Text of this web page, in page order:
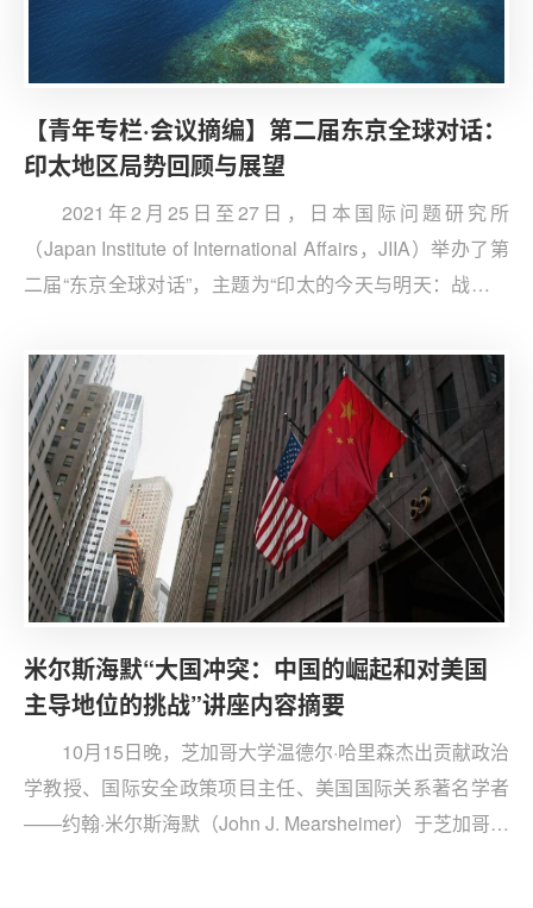
【青年专栏·会议摘编】第二届东京全球对话：
印太地区局势回顾与展望
2021年2月25日至27日，日本国际问题研究所
（Japan Institute of International Affairs，JIIA）举办了第
二届“东京全球对话”，主题为“印太的今天与明天：战略格
的政界、学界、经济界人士对日本国际问题研究所《2020
年度战略报告》进行点评，并就中美关系、单边主义、后
疫情时代的国际合作进行讨论。清华大学战略与安全研究
中心“战略青年”将会议进行摘编，有关讨论情况如下：
米尔斯海默“大国冲突：中国的崛起和对美国
主导地位的挑战”讲座内容摘要
10月15日晚，芝加哥大学温德尔·哈里森杰出贡献政治
学教授、国际安全政策项目主任、美国国际关系著名学者
——约翰·米尔斯海默（John J. Mearsheimer）于芝加哥大